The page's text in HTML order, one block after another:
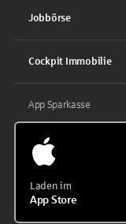
Jobbörse
Cockpit Immobilie
App Sparkasse
Laden im
App Store